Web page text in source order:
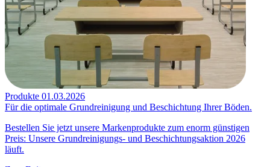
Produkte 01.03.2026
Für die optimale Grundreinigung und Beschichtung Ihrer Böden.
Bestellen Sie jetzt unsere Markenprodukte zum enorm günstigen
Preis: Unsere Grundreinigungs- und Beschichtungsaktion 2026
läuft.